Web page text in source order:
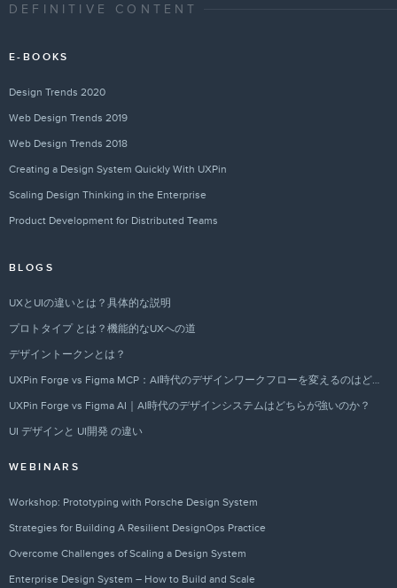
DEFINITIVE CONTENT
E-BOOKS
Design Trends 2020
Web Design Trends 2019
Web Design Trends 2018
Creating a Design System Quickly With UXPin
Scaling Design Thinking in the Enterprise
Product Development for Distributed Teams
BLOGS
UXとUIの違いとは？具体的な説明
プロトタイプ とは？機能的なUXへの道
デザイントークンとは？
UXPin Forge vs Figma AI｜AI時代のデザインシステムはどちらが強いのか？
UI デザインと UI開発 の違い
WEBINARS
Workshop: Prototyping with Porsche Design System
Strategies for Building A Resilient DesignOps Practice
Overcome Challenges of Scaling a Design System
Enterprise Design System – How to Build and Scale